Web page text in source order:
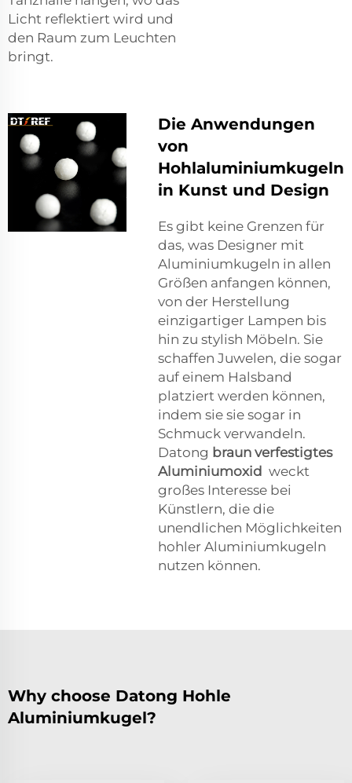
Licht reflektiert wird und
den Raum zum Leuchten
bringt.
Die Anwendungen
von
Hohlaluminiumkugeln
in Kunst und Design
Es gibt keine Grenzen für
das, was Designer mit
Aluminiumkugeln in allen
Größen anfangen können,
von der Herstellung
einzigartiger Lampen bis
hin zu stylish Möbeln. Sie
schaffen Juwelen, die sogar
auf einem Halsband
platziert werden können,
indem sie sie sogar in
Schmuck verwandeln.
Datong braun verfestigtes
Aluminiumoxid weckt
großes Interesse bei
Künstlern, die die
unendlichen Möglichkeiten
hohler Aluminiumkugeln
nutzen können.
Why choose Datong Hohle
Aluminiumkugel?